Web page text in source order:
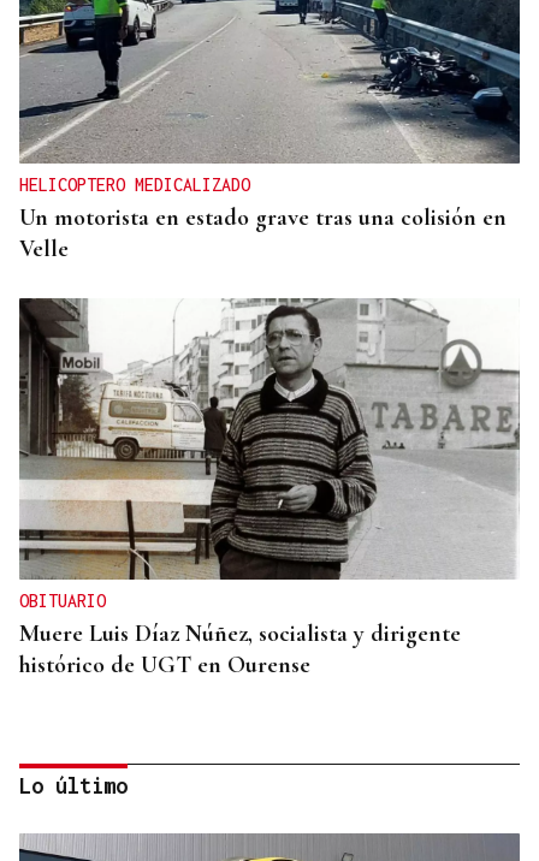
HELICOPTERO MEDICALIZADO
Un motorista en estado grave tras una colisión en
Velle
OBITUARIO
Muere Luis Díaz Núñez, socialista y dirigente
histórico de UGT en Ourense
Lo último